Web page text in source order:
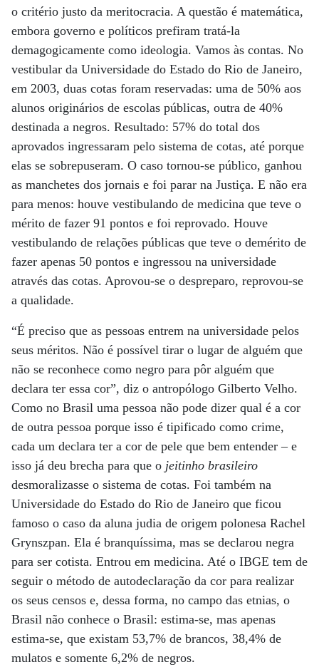
o critério justo da meritocracia. A questão é matemática,
embora governo e políticos prefiram tratá-la
demagogicamente como ideologia. Vamos às contas. No
vestibular da Universidade do Estado do Rio de Janeiro,
em 2003, duas cotas foram reservadas: uma de 50% aos
alunos originários de escolas públicas, outra de 40%
destinada a negros. Resultado: 57% do total dos
aprovados ingressaram pelo sistema de cotas, até porque
elas se sobrepuseram. O caso tornou-se público, ganhou
as manchetes dos jornais e foi parar na Justiça. E não era
para menos: houve vestibulando de medicina que teve o
mérito de fazer 91 pontos e foi reprovado. Houve
vestibulando de relações públicas que teve o demérito de
fazer apenas 50 pontos e ingressou na universidade
através das cotas. Aprovou-se o despreparo, reprovou-se
a qualidade.
“É preciso que as pessoas entrem na universidade pelos
seus méritos. Não é possível tirar o lugar de alguém que
não se reconhece como negro para pôr alguém que
declara ter essa cor”, diz o antropólogo Gilberto Velho.
Como no Brasil uma pessoa não pode dizer qual é a cor
de outra pessoa porque isso é tipificado como crime,
cada um declara ter a cor de pele que bem entender – e
isso já deu brecha para que o jeitinho brasileiro
desmoralizasse o sistema de cotas. Foi também na
Universidade do Estado do Rio de Janeiro que ficou
famoso o caso da aluna judia de origem polonesa Rachel
Grynszpan. Ela é branquíssima, mas se declarou negra
para ser cotista. Entrou em medicina. Até o IBGE tem de
seguir o método de autodeclaração da cor para realizar
os seus censos e, dessa forma, no campo das etnias, o
Brasil não conhece o Brasil: estima-se, mas apenas
estima-se, que existam 53,7% de brancos, 38,4% de
mulatos e somente 6,2% de negros.